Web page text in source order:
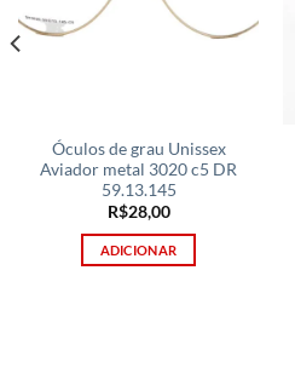
Óculos de grau Unissex
Aviador metal 3020 c5 DR
59.13.145
R$28,00
ADICIONAR